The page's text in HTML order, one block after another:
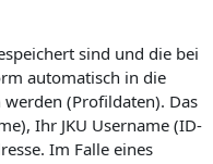
sind und die bei
automatisch in die
(Profildaten). Das
Ihr JKU Username (ID-
Im Falle eines